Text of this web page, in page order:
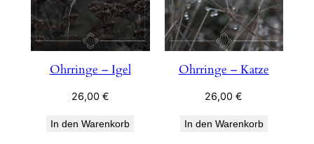
Ohrringe – Igel
26,00 €
In den Warenkorb
Ohrringe – Katze
26,00€
In den Warenkorb